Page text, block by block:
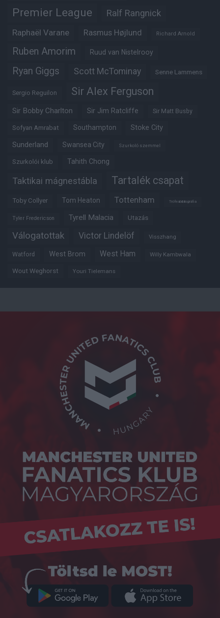
Premier League Ralf Rangnick
Raphaël Varane Rasmus Højlund Richard Arnold
Ruben Amorim Ruud van Nistelrooy
Ryan Giggs Scott McTominay Senne Lammens
Sergio Reguilon Sir Alex Ferguson
Sir Bobby Charlton Sir Jim Ratcliffe Sir Matt Busby
Sofyan Amrabat Southampton Stoke City
Sunderland Swansea City Szurkoló szemmel
Szurkolói klub Tahith Chong
Taktikai mágnestábla Tartalék csapat
Toby Collyer Tom Heaton Tottenham Trófeabibliográfia
Tyler Fredericson Tyrell Malacia Utazás
Válogatottak Victor Lindelöf Visszhang
Watford West Brom West Ham Willy Kambwala
Wout Weghorst Youri Tielemans